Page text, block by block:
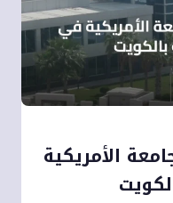
الأمريكية